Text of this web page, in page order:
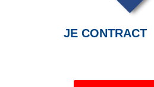
JE CONTRACT